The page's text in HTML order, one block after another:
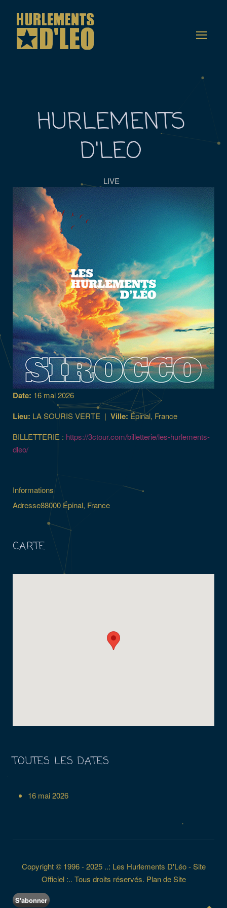
HURLEMENTS
D'LEO
LIVE
Date: 16 mai 2026
Lieu: LA SOURIS VERTE | Ville:Épinal, France
BILLETTERIE : https://3ctour.com/billetterie/les-hurlements-
dleo/
Informations
Adresse88000 Épinal, France
CARTE
TOUTES LES DATES
16 mai 2026
Copyright © 1996 - 2025 ..: Les Hurlements D'Léo - Site
Officiel :.. Tous droits réservés. Plan de Site
S'abonner